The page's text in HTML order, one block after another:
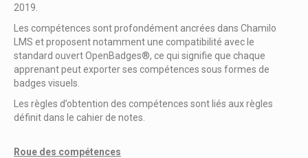
2019.
Les compétences sont profondément ancrées dans Chamilo
LMS et proposent notamment une compatibilité avec le
standard ouvert OpenBadges®, ce qui signifie que chaque
apprenant peut exporter ses compétences sous formes de
badges visuels.
Les règles d’obtention des compétences sont liés aux règles
définit dans le cahier de notes.
Roue des compétences​